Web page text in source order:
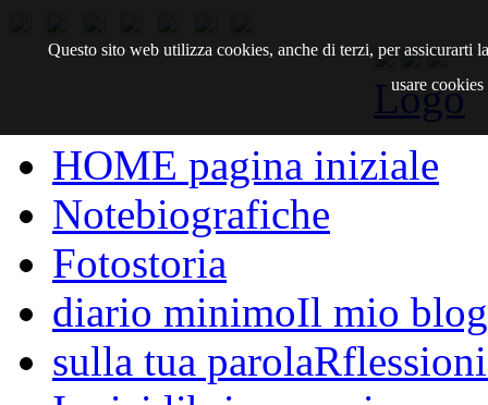
Logo
HOME pagina iniziale
Notebiografiche
Fotostoria
diario minimoIl mio blog
sulla tua parola
Questo sito web utilizza cookies, anche di terzi, per assicurarti
usare